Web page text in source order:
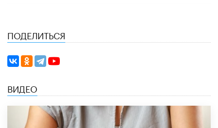
ПОДЕЛИТЬСЯ
ВИДЕО